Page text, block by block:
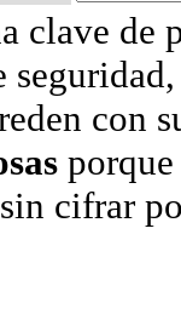
clave de
con
cifrar